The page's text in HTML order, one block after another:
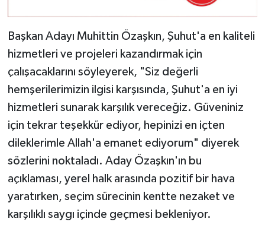
Başkan Adayı Muhittin Özaşkın, Şuhut'a en kaliteli
hizmetleri ve projeleri kazandırmak için
çalışacaklarını söyleyerek, "Siz değerli
hemşerilerimizin ilgisi karşısında, Şuhut'a en iyi
hizmetleri sunarak karşılık vereceğiz. Güveniniz
için tekrar teşekkür ediyor, hepinizi en içten
dileklerimle Allah'a emanet ediyorum" diyerek
sözlerini noktaladı. Aday Özaşkın'ın bu
açıklaması, yerel halk arasında pozitif bir hava
yaratırken, seçim sürecinin kentte nezaket ve
karşılıklı saygı içinde geçmesi bekleniyor.